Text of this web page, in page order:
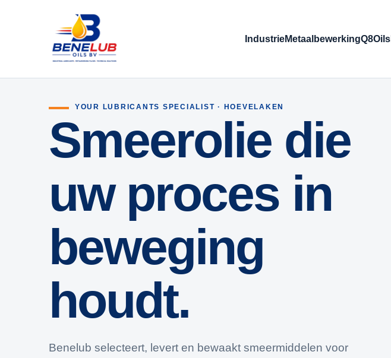
IndustrieMetaalbewerkingQ8Oils
YOUR LUBRICANTS SPECIALIST · HOEVELAKEN
Smeerolie die
uw proces in
beweging
houdt.
Benelub selecteert, levert en bewaakt smeermiddelen voor